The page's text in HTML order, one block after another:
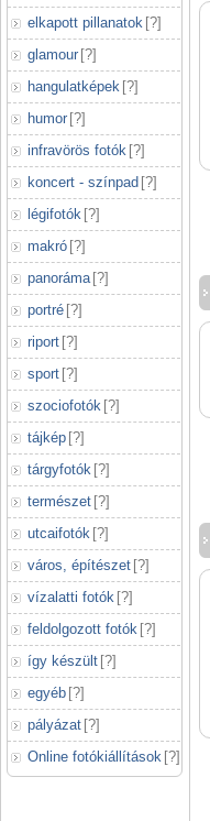
elkapott pillanatok [?]
glamour [?]
hangulatképek [?]
humor [?]
infravörös fotók [?]
koncert - színpad [?]
légifotók [?]
makró [?]
panoráma [?]
portré [?]
riport [?]
sport [?]
szociofotók [?]
tájkép [?]
tárgyfotók [?]
természet [?]
utcaifotók [?]
város, építészet [?]
vízalatti fotók [?]
feldolgozott fotók [?]
így készült [?]
egyéb [?]
pályázat [?]
Online fotókiállítások [?]